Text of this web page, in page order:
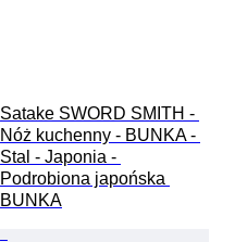
Satake SWORD SMITH -
Nóż kuchenny - BUNKA -
Stal - Japonia -
Podrobiona japońska
BUNKA